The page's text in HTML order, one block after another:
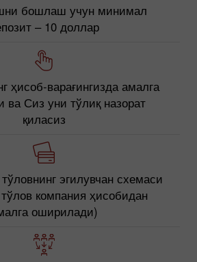
бошлаш учун минимал
– 10 доллар
ҳисоб-варағингизда амалга
Сиз уни тўлиқ назорат
қиласиз
эгилувчан схемаси
компания ҳисобидан
оширилади)